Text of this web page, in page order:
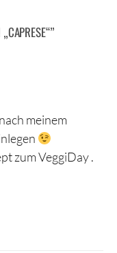
”
meinem
zum VeggiDay .